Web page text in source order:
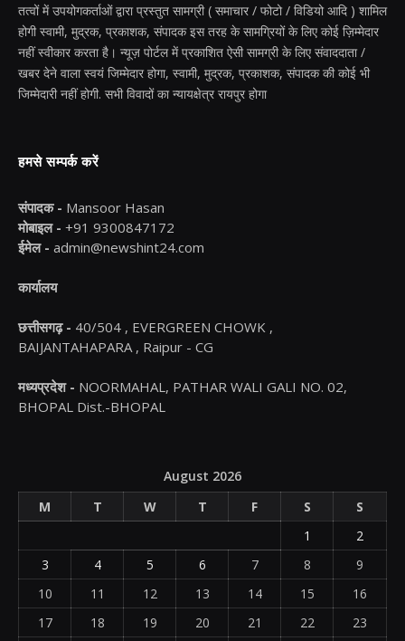
तत्वों में उपयोगकर्ताओं द्वारा प्रस्तुत सामग्री ( समाचार / फोटो / विडियो आदि ) शामिल
होगी स्वामी, मुद्रक, प्रकाशक, संपादक इस तरह के सामग्रियों के लिए कोई ज़िम्मेदार
नहीं स्वीकार करता है। न्यूज़ पोर्टल में प्रकाशित ऐसी सामग्री के लिए संवाददाता /
खबर देने वाला स्वयं जिम्मेदार होगा, स्वामी, मुद्रक, प्रकाशक, संपादक की कोई भी
जिम्मेदारी नहीं होगी. सभी विवादों का न्यायक्षेत्र रायपुर होगा
हमसे सम्पर्क करें
संपादक - Mansoor Hasan
मोबाइल - +91 9300847172
ईमेल - admin@newshint24.com
कार्यालय
छत्तीसगढ़ - 40/504 , EVERGREEN CHOWK ,
BAIJANTAHAPARA , Raipur - CG
मध्यप्रदेश - NOORMAHAL, PATHAR WALI GALI NO. 02,
BHOPAL Dist.-BHOPAL
August 2026
M
T W T F S
S
1
2
3
4 5 6 7 8
9
10
11 12 13 14 15
16
17
18 19 20 21 22 23